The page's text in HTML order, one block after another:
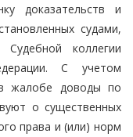
доказательств и
судами,
коллегии
С учетом
жалобе доводы по
о существенных
права и (или) норм